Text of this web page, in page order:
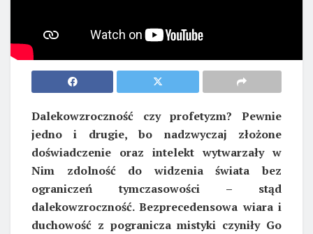
Dalekowzroczność czy profetyzm? Pewnie
jedno i drugie, bo nadzwyczaj złożone
doświadczenie oraz intelekt wytwarzały w
Nim zdolność do widzenia świata bez
ograniczeń tymczasowości – stąd
dalekowzroczność. Bezprecedensowa wiara i
duchowość z pogranicza mistyki czyniły Go